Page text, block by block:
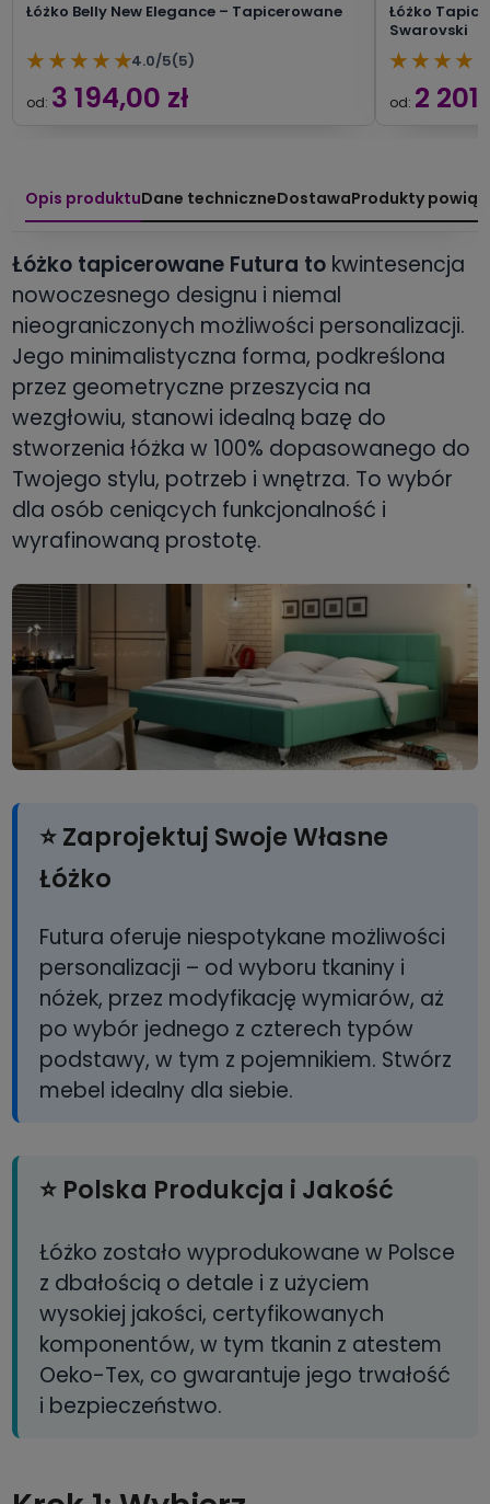
Łóżko Belly New Elegance – Tapicerowane
★ ★ ★ ★ ★4.0/5(5)
od: 3 194,00 zł
Łóżko
Swarovski
★ ★ ★ ★
od: 2
Opis produktuDane techniczneDostawaProdukty
Łóżko tapicerowane Futura to kwintesencja
nowoczesnego designu i niemal
nieograniczonych możliwości personalizacji.
Jego minimalistyczna forma, podkreślona
przez geometryczne przeszycia na
wezgłowiu, stanowi idealną bazę do
stworzenia łóżka w 100% dopasowanego do
Twojego stylu, potrzeb i wnętrza. To wybór
dla osób ceniących funkcjonalność i
wyrafinowaną prostotę.
⭐ Zaprojektuj Swoje Własne
Łóżko
Futura oferuje niespotykane możliwości
personalizacji – od wyboru tkaniny i
nóżek, przez modyfikację wymiarów, aż
po wybór jednego z czterech typów
podstawy, w tym z pojemnikiem. Stwórz
mebel idealny dla siebie.
⭐ Polska Produkcja i Jakość
Łóżko zostało wyprodukowane w Polsce
z dbałością o detale i z użyciem
wysokiej jakości, certyfikowanych
komponentów, w tym tkanin z atestem
Oeko-Tex, co gwarantuje jego trwałość
i bezpieczeństwo.